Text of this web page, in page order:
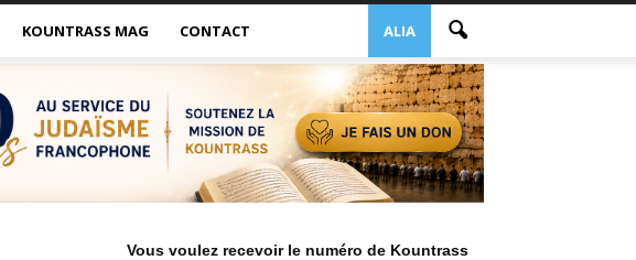
ALIA
KOUNTRASS MAG CONTACT
Vous voulez recevoir le numéro de Kountrass